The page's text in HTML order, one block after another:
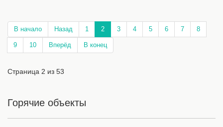
В начало Назад 1 2 3 4 5 6 7 8
9 10 Вперёд В конец
Страница 2 из 53
Горячие объекты